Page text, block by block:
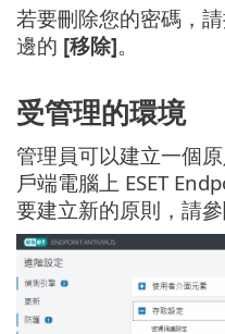
若要刪除您的密碼，
邊的 [移除]。
受管理的環境
管理員可以建立一個
戶端電腦上 ESET
要建立新的原則，請